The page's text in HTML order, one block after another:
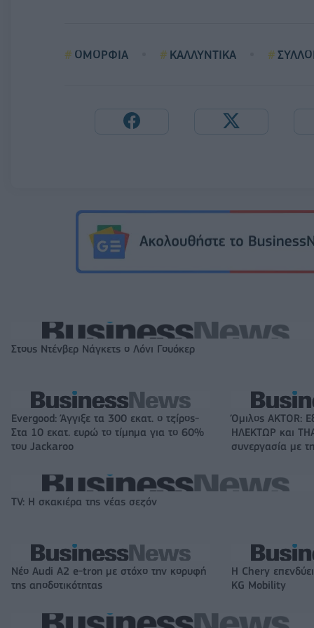
ΟΜΟΡΦΙΑ ΚΑΛΛΥΝΤΙΚΑ
Στους Ντένβερ Νάγκετς ο Λόνι Γουόκερ
Evergood: Άγγιξε τα 300 εκατ. ο τζίρος-
Στα 10 εκατ. ευρώ το τίμημα για το 60%
του Jackaroo
Όμιλος AKTOR:
ΗΛΕΚΤΩΡ και
συνεργασία με
TV: Η σκακιέρα της νέας σεζόν
Νέο Audi A2 e-tron με στόχο την κορυφή
της αποδοτικότητας
Η Chery
KG Mobility